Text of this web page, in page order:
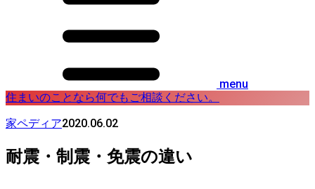
menu
住まいのことなら何でもご相談ください。
家ペディア2020.06.02
耐震・制震・免震の違い